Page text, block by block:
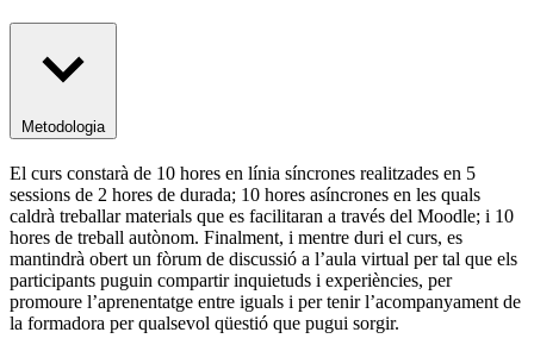
Metodologia
El curs constarà de 10 hores en línia síncrones realitzades en 5
sessions de 2 hores de durada; 10 hores asíncrones en les quals
caldrà treballar materials que es facilitaran a través del Moodle; i 10
hores de treball autònom. Finalment, i mentre duri el curs, es
mantindrà obert un fòrum de discussió a l’aula virtual per tal que els
participants puguin compartir inquietuds i experiències, per
promoure l’aprenentatge entre iguals i per tenir l’acompanyament de
la formadora per qualsevol qüestió que pugui sorgir.